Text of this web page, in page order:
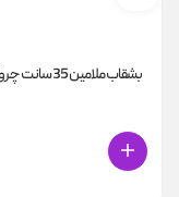
بشقاب ملامین 35 سانت چروک مشکی 435